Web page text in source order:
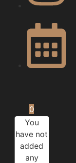
0
You
have not
added
any